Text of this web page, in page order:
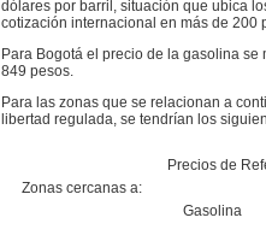
dólares por barril, situación que ubica
cotización internacional en más de 200
Para Bogotá el precio de la gasolina se
849 pesos.
Para las zonas que se relacionan a
libertad regulada, se tendrían los
Zonas cercanas a:
Precios de
Gasolina